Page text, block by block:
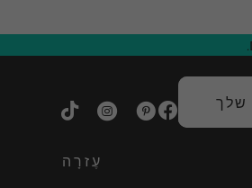
שלך
עֶזרָה